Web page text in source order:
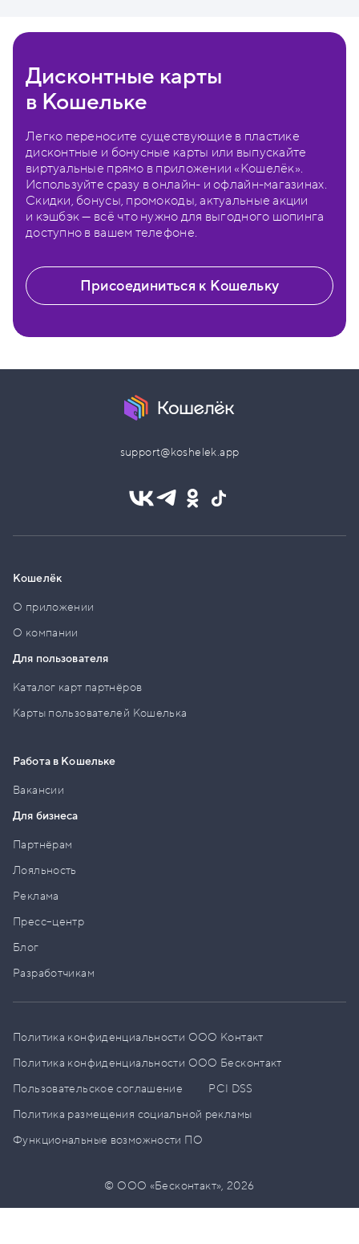
Дисконтные карты
в Кошельке
Легко переносите существующие в пластике
дисконтные и бонусные карты или выпускайте
виртуальные прямо в приложении «Кошелёк».
Используйте сразу в онлайн- и офлайн-магазинах.
Скидки, бонусы, промокоды, актуальные акции
и кэшбэк — всё что нужно для выгодного шопинга
доступно в вашем телефоне.
Присоединиться к Кошельку
support@koshelek.app
Кошелёк
О приложении
О компании
Для пользователя
Каталог карт партнёров
Карты пользователей Кошелька
Работа в Кошельке
Вакансии
Для бизнеса
Партнёрам
Лояльность
Реклама
Пресс–центр
Блог
Разработчикам
Политика конфиденциальности ООО Контакт
Политика конфиденциальности ООО Бесконтакт
Пользовательское соглашение
PCI DSS
Политика размещения социальной рекламы
Функциональные возможности ПО
© ООО «Бесконтакт»,2026